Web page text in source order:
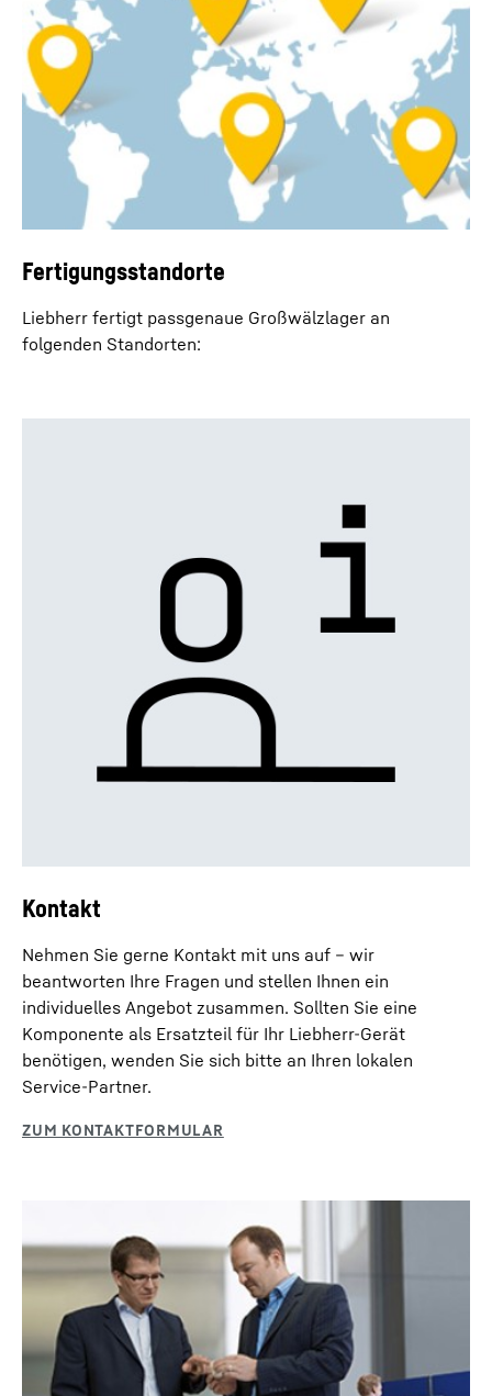
Fertigungsstandorte
Liebherr fertigt passgenaue Großwälzlager an
folgenden Standorten:
Kontakt
Nehmen Sie gerne Kontakt mit uns auf – wir
beantworten Ihre Fragen und stellen Ihnen ein
individuelles Angebot zusammen. Sollten Sie eine
Komponente als Ersatzteil für Ihr Liebherr-Gerät
benötigen, wenden Sie sich bitte an Ihren lokalen
Service-Partner.